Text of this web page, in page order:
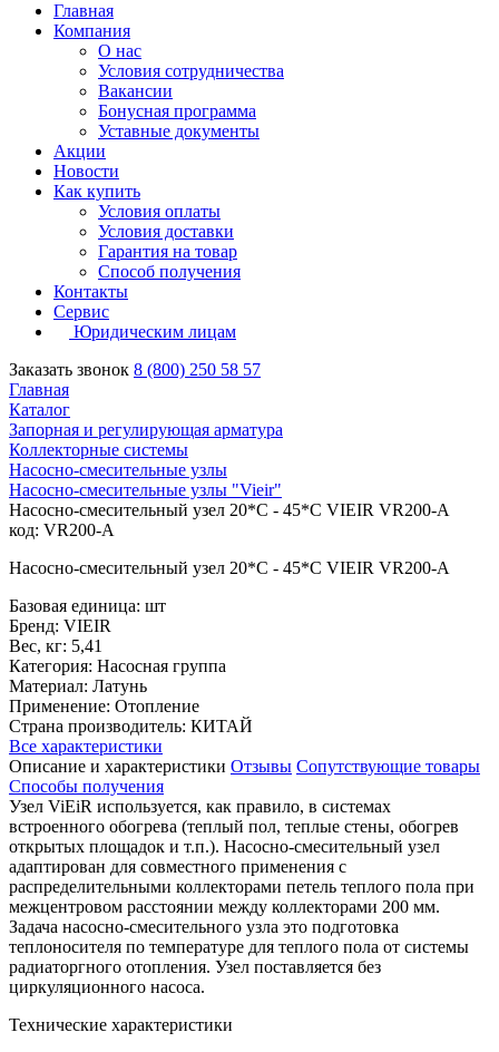
Главная
Компания
О нас
Условия сотрудничества
Вакансии
Бонусная программа
Уставные документы
Акции
Новости
Как купить
Условия оплаты
Условия доставки
Гарантия на товар
Способ получения
Контакты
Сервис
Юридическим лицам
Заказать звонок 8 (800) 250 58 57
Главная
Каталог
Запорная и регулирующая арматура
Коллекторные системы
Насосно-смесительные узлы
Насосно-смесительные узлы "Vieir"
Насосно-смесительный узел 20*С - 45*С VIEIR VR200-А
код: VR200-А
Насосно-смесительный узел 20*С - 45*С VIEIR VR200-А
Базовая единица: шт
Бренд: VIEIR
Вес, кг: 5,41
Категория: Насосная группа
Материал: Латунь
Применение: Отопление
Страна производитель: КИТАЙ
Все характеристики
Описание и характеристики Отзывы Сопутствующие товары
Способы получения
Узел ViEiR используется, как правило, в системах
встроенного обогрева (теплый пол, теплые стены, обогрев
открытых площадок и т.п.). Насосно-смесительный узел
адаптирован для совместного применения с
распределительными коллекторами петель теплого пола при
межцентровом расстоянии между коллекторами 200 мм.
Задача насосно-смесительного узла это подготовка
теплоносителя по температуре для теплого пола от системы
радиаторгного отопления. Узел поставляется без
циркуляционного насоса.
Технические характеристики